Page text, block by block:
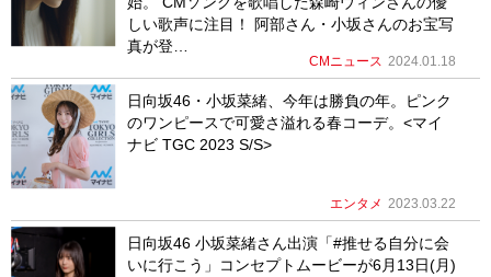
しい歌声に注目！ 阿部さん・小坂さんのお宝写
真が登…
CMニュース 2024.01.18
日向坂46・小坂菜緒、今年は勝負の年。ピンク
のワンピースで可愛さ溢れる春コーデ。<マイ
ナビ TGC 2023 S/S>
エンタメ 2023.03.22
日向坂46 小坂菜緒さん出演「#推せる自分に会
いに行こう」コンセプトムービーが6月13日(月)